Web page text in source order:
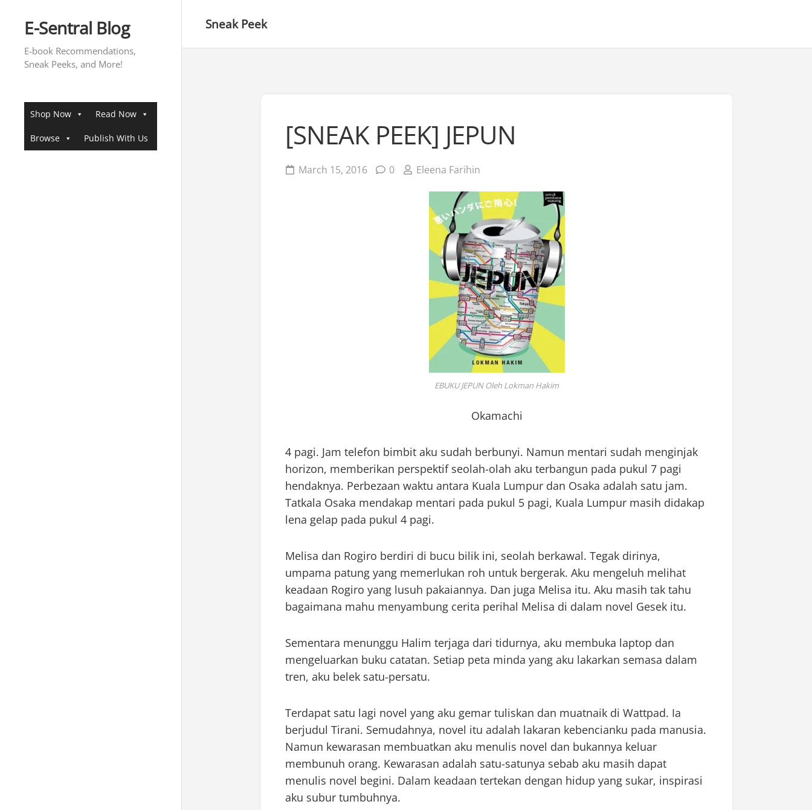
contentE-Sentral Blog
E-book Recommendations,
Sneak Peeks, and More!
Shop Now Read Now
Browse Publish With Us
Sneak Peek
[SNEAK PEEK] JEPUN
March 15, 2016 0 Eleena Farihin
EBUKU JEPUN Oleh Lokman Hakim
Okamachi
4 pagi. Jam telefon bimbit aku sudah berbunyi. Namun mentari sudah menginjak
horizon, memberikan perspektif seolah-olah aku terbangun pada pukul 7 pagi
hendaknya. Perbezaan waktu antara Kuala Lumpur dan Osaka adalah satu jam.
Tatkala Osaka mendakap mentari pada pukul 5 pagi, Kuala Lumpur masih didakap
lena gelap pada pukul 4 pagi.
Melisa dan Rogiro berdiri di bucu bilik ini, seolah berkawal. Tegak dirinya,
umpama patung yang memerlukan roh untuk bergerak. Aku mengeluh melihat
keadaan Rogiro yang lusuh pakaiannya. Dan juga Melisa itu. Aku masih tak tahu
bagaimana mahu menyambung cerita perihal Melisa di dalam novel Gesek itu.
Sementara menunggu Halim terjaga dari tidurnya, aku membuka laptop dan
mengeluarkan buku catatan. Setiap peta minda yang aku lakarkan semasa dalam
tren, aku belek satu-persatu.
Terdapat satu lagi novel yang aku gemar tuliskan dan muatnaik di Wattpad. Ia
berjudul Tirani. Semudahnya, novel itu adalah lakaran kebencianku pada manusia.
Namun kewarasan membuatkan aku menulis novel dan bukannya keluar
membunuh orang. Kewarasan adalah satu-satunya sebab aku masih dapat
menulis novel begini. Dalam keadaan tertekan dengan hidup yang sukar, inspirasi
aku subur tumbuhnya.